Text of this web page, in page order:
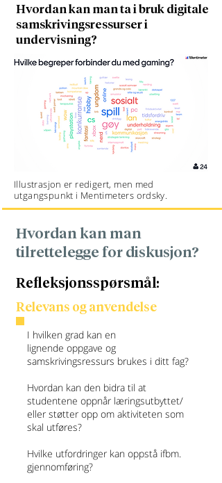
Hvordan kan man ta i bruk digitale
samskrivingsressurser i
undervisning?
Illustrasjon er redigert, men med
utgangspunkt i Mentimeters ordsky.
Hvordan kan man
tilrettelegge for diskusjon?
Refleksjonsspørsmål:
Relevans og anvendelse
I hvilken grad kan en
lignende oppgave og
samskrivingsressurs brukes i ditt fag?
Hvordan kan den bidra til at
studentene oppnår læringsutbyttet/
eller støtter opp om aktiviteten som
skal utføres?
Hvilke utfordringer kan oppstå ifbm.
gjennomføring?